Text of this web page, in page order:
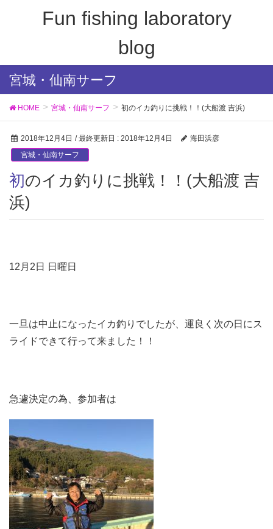
Fun fishing laboratory
blog
宮城・仙南サーフ
HOME 宮城・仙南サーフ 初のイカ釣りに挑戦！！(大船渡 吉浜)
2018年12月4日 / 最終更新日 : 2018年12月4日
海田浜彦
宮城・仙南サーフ
初のイカ釣りに挑戦！！(大船渡 吉
浜)
12月2日 日曜日
一旦は中止になったイカ釣りでしたが、運良く次の日にス
ライドできて行って来ました！！
急遽決定の為、参加者は